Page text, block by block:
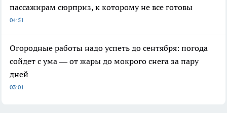
пассажирам сюрприз, к которому не все готовы
04:51
Огородные работы надо успеть до сентября: погода
сойдет с ума — от жары до мокрого снега за пару
дней
03:01